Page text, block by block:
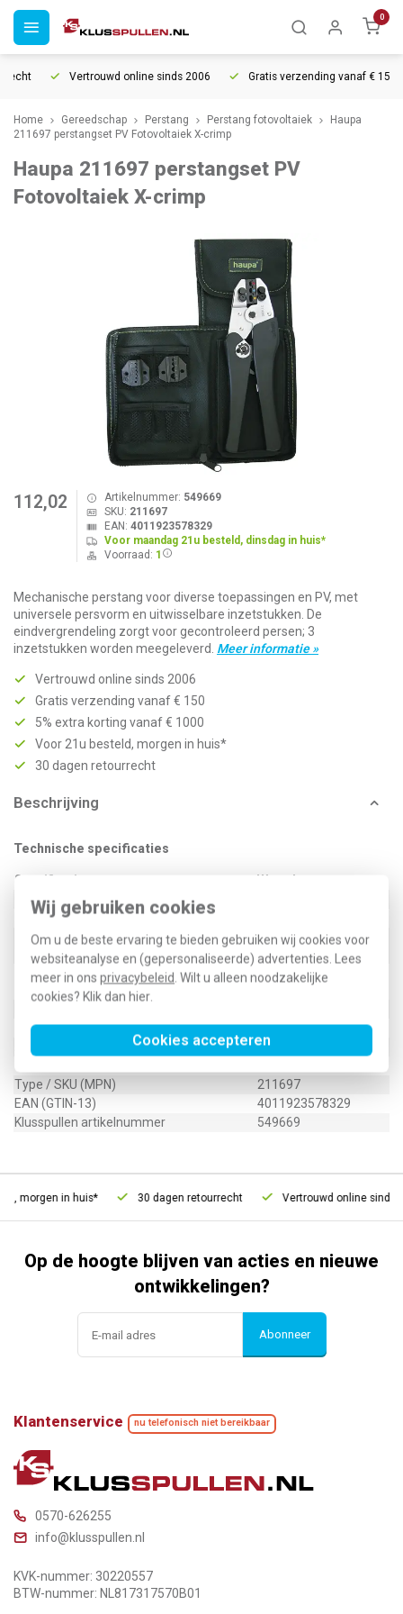
Wij gebruiken cookies
Om u de beste ervaring te bieden gebruiken wij cookies voor
websiteanalyse en (gepersonaliseerde) advertenties. Lees
meer in ons privacybeleid. Wilt u alleen noodzakelijke
cookies? Klik dan hier.
Cookies accepteren
0
Vertrouwd online sinds 2006 Gratis verzending vanaf € 150
Home Gereedschap Perstang Perstang fotovoltaiek
Haupa
211697 perstangset PV Fotovoltaiek X-crimp
Haupa 211697 perstangset PV
Fotovoltaiek X-crimp
112,02 Artikelnummer: 549669
SKU: 211697
EAN: 4011923578329
Voor maandag 21u besteld, dinsdag in huis*
Voorraad: 1
Mechanische perstang voor diverse toepassingen en PV, met
universele persvorm en uitwisselbare inzetstukken. De
eindvergrendeling zorgt voor gecontroleerd persen; 3
inzetstukken worden meegeleverd. Meer informatie »
Vertrouwd online sinds 2006
Gratis verzending vanaf € 150
5% extra korting vanaf € 1000
Voor 21u besteld, morgen in huis*
30 dagen retourrecht
Beschrijving
Technische specificaties
Specificatie
Waarde
Geschikt voor
Uitvoering/bediening
Persvorm
Universeel
(wisselinzetstukken)
Met eindvergrendeling (bij mechanische
gereedschappen)
Ja
Inzetstukken uitwisselbaar
Ja
Aantal meegeleverde inzetstukken
3
Type / SKU (MPN)
211697
EAN (GTIN-13)
4011923578329
Klusspullen artikelnummer
549669
morgen in huis* 30 dagen retourrecht Vertrouwd online sinds
Op de hoogte blijven van acties en nieuwe
ontwikkelingen?
Abonneer
Klantenservice nu telefonisch niet bereikbaar
0570-626255
info@klusspullen.nl
KVK-nummer: 30220557
BTW-nummer: NL817317570B01